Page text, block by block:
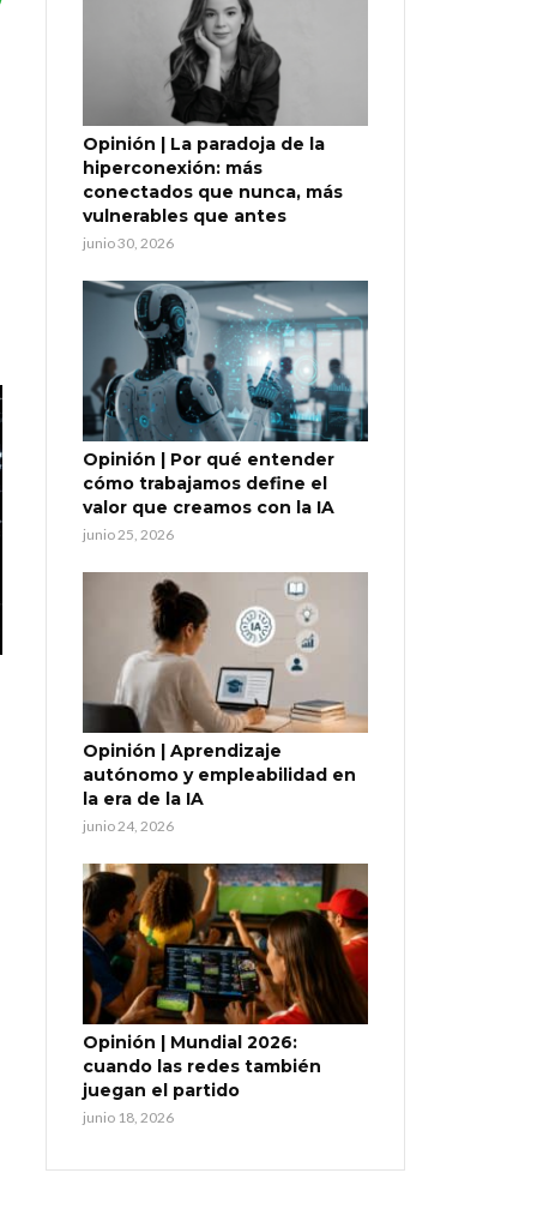
Opinión | La paradoja de la
hiperconexión: más
conectados que nunca, más
vulnerables que antes
junio 30, 2026
Opinión | Por qué entender
cómo trabajamos define el
valor que creamos con la IA
junio 25, 2026
Opinión | Aprendizaje
autónomo y empleabilidad en
la era de la IA
junio 24, 2026
Opinión | Mundial 2026:
cuando las redes también
juegan el partido
junio 18, 2026